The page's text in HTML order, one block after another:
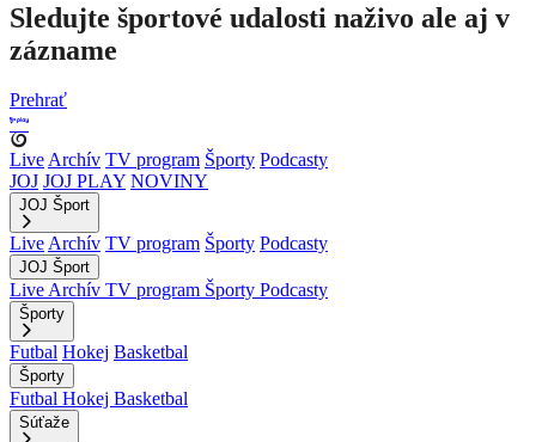
Sledujte športové udalosti naživo ale aj v
zázname
Prehrať
LiveArchív TV program Športy Podcasty
JOJ JOJ PLAY NOVINY
JOJ Šport
LiveArchív TV program Športy Podcasty
JOJ Šport
LiveArchív TV program Športy Podcasty
Športy
Futbal Hokej Basketbal
Športy
Futbal Hokej Basketbal
Súťaže